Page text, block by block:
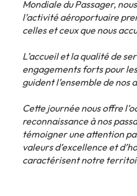
Mondiale du Passager,
l’activité aéroportuaire
celles et ceux que nous
L’accueil et la qualité de
engagements forts pour
guident l’ensemble de nos
Cette journée nous offre
reconnaissance à nos
témoigner une attention
valeurs d’excellence et
caractérisent notre